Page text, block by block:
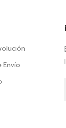
Envío